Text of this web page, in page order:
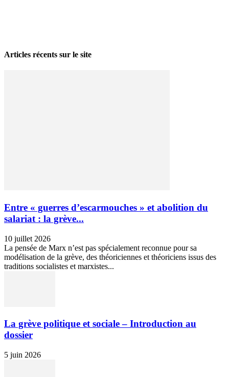
Articles récents sur le site
Entre « guerres d’escarmouches » et abolition du
salariat : la grève...
10 juillet 2026
La pensée de Marx n’est pas spécialement reconnue pour sa
modélisation de la grève, des théoriciennes et théoriciens issus des
traditions socialistes et marxistes...
La grève politique et sociale – Introduction au
dossier
5 juin 2026